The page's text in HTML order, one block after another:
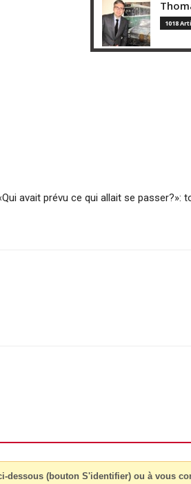
1018
avait prévu ce qui allait se passer?»:
(bouton S'identifier) ou à vous